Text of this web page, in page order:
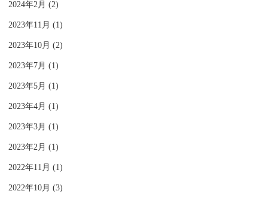
2024年2月 (2)
2023年11月 (1)
2023年10月 (2)
2023年7月 (1)
2023年5月 (1)
2023年4月 (1)
2023年3月 (1)
2023年2月 (1)
2022年11月 (1)
2022年10月 (3)